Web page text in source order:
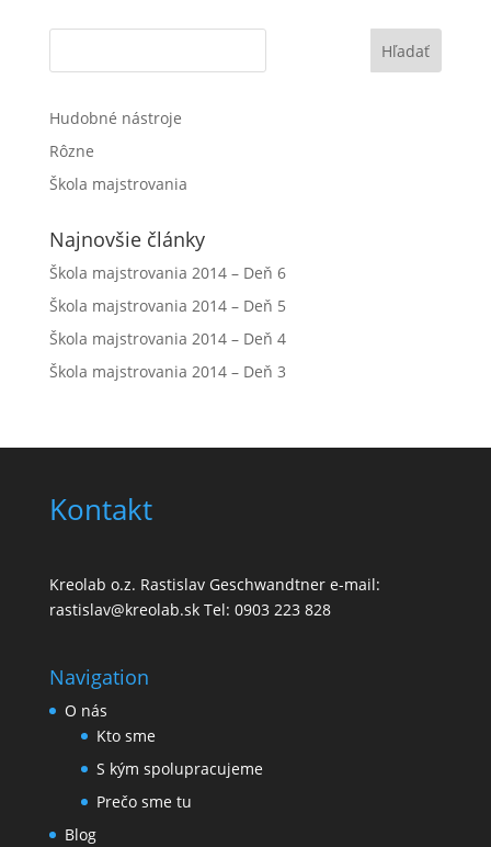
Hľadať
Hudobné nástroje
Rôzne
Škola majstrovania
Najnovšie články
Škola majstrovania 2014 – Deň 6
Škola majstrovania 2014 – Deň 5
Škola majstrovania 2014 – Deň 4
Škola majstrovania 2014 – Deň 3
Kontakt
Kreolab o.z. Rastislav Geschwandtner e-mail:
rastislav@kreolab.sk Tel: 0903 223 828
Navigation
O nás
Kto sme
S kým spolupracujeme
Prečo sme tu
Blog